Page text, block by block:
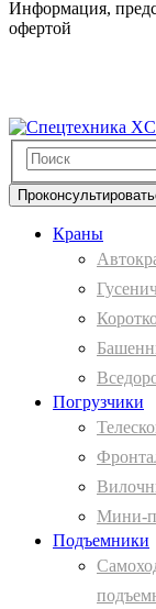
Информация,
офертой
Краны
Погрузчики
Мини-
Подъемники